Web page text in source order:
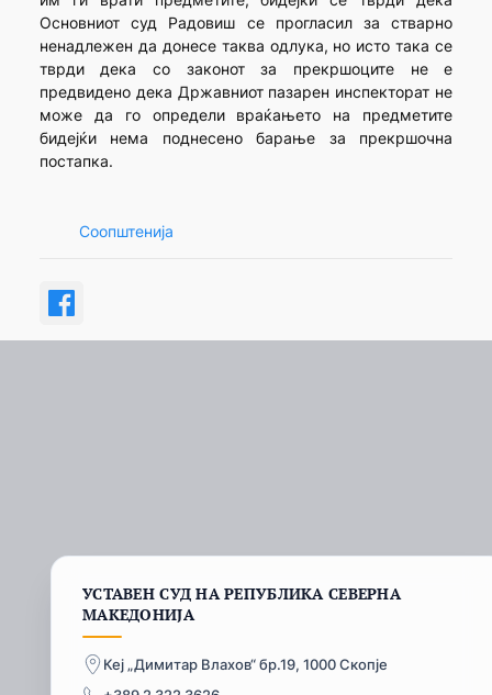
Основниот суд Радовиш се прогласил за стварно
ненадлежен да донесе таква одлука, но исто така се
тврди дека со законот за прекршоците не е
предвидено дека Државниот пазарен инспекторат не
може да го определи враќањето на предметите
бидејќи нема поднесено барање за прекршочна
постапка.
Соопштенија
УСТАВЕН СУД НА РЕПУБЛИКА СЕВЕРНА
МАКЕДОНИЈА
Кеј „Димитар Влахов“ бр.19, 1000 Скопје